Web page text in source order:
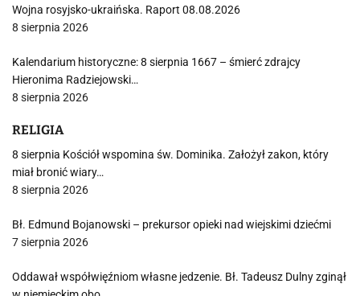
Wojna rosyjsko-ukraińska. Raport 08.08.2026
8 sierpnia 2026
Kalendarium historyczne: 8 sierpnia 1667 – śmierć zdrajcy
Hieronima Radziejowski…
8 sierpnia 2026
RELIGIA
8 sierpnia Kościół wspomina św. Dominika. Założył zakon, który
miał bronić wiary…
8 sierpnia 2026
Bł. Edmund Bojanowski – prekursor opieki nad wiejskimi dziećmi
7 sierpnia 2026
Oddawał współwięźniom własne jedzenie. Bł. Tadeusz Dulny zginął